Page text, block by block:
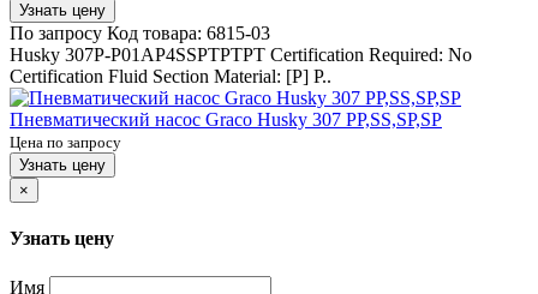
Узнать цену
По запросу Код товара: 6815-03
Husky 307P-P01AP4SSPTPTPT Certification Required: No
Certification Fluid Section Material: [P] P..
Пневматический насос Graco Husky 307 PP,SS,SP,SP
Цена по запросу
Узнать цену
×
Узнать цену
Имя